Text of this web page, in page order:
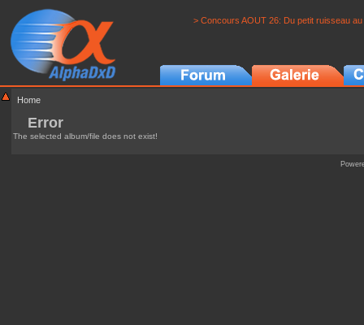
> Concours AOUT 26: Du petit ruisseau
Home
Error
The selected album/file does not exist!